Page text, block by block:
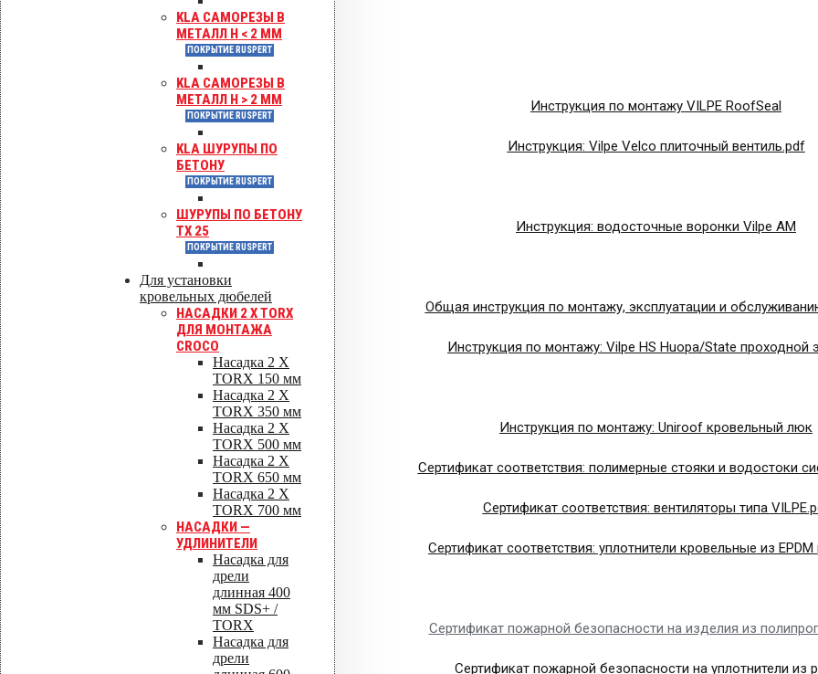
KLA САМОРЕЗЫ В
МЕТАЛЛ H < 2 ММ
ПОКРЫТИЕ RUSPERT
KLA САМОРЕЗЫ В
МЕТАЛЛ H > 2 ММ
ПОКРЫТИЕ RUSPERT
KLA ШУРУПЫ ПО
БЕТОНУ
ПОКРЫТИЕ RUSPERT
ШУРУПЫ ПО БЕТОНУ
TX 25
ПОКРЫТИЕ RUSPERT
Для установки
кровельных дюбелей
НАСАДКИ 2 X TORX
ДЛЯ МОНТАЖА
CROCO
Насадка 2 X
TORX 150 мм
Насадка 2 X
TORX 350 мм
Насадка 2 X
TORX 500 мм
Насадка 2 X
TORX 650 мм
Насадка 2 X
TORX 700 мм
НАСАДКИ —
УДЛИНИТЕЛИ
Насадка для
дрели
длинная 400
мм SDS+ /
TORX
Насадка для
дрели
Каталоги
Гарантия
Инструкция по монтажу VILPE RoofSeal
Инструкция: Vilpe Velco плиточный вентиль.pdf
Инструкция: водосточные воронки Vilpe AM
Общая инструкция по монтажу, эксплуатации и
Инструкция по монтажу: Vilpe HS Huopa/State проходной
Инструкция по монтажу: Uniroof кровельный люк
Сертификат соответствия: полимерные стояки и водостоки
Сертификат соответствия: вентиляторы типа
Сертификат соответствия: уплотнители кровельные из
Сертификат пожарной безопасности на изделия из
Сертификат пожарной безопасности на уплотнители из